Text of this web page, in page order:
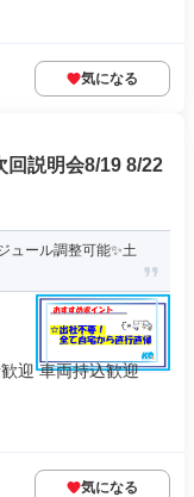
気になる
回説明会8/19 8/22
ュール調整可能✨土
迎 車両持込歓迎
気になる